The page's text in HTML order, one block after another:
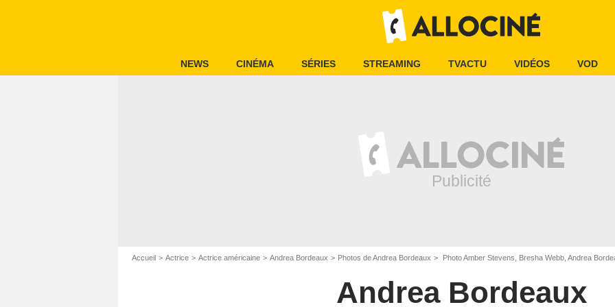
NEWS CINÉMA SÉRIES STREAMING TVACTU VIDÉOS VOD
Accueil Actrice Actrice américaine Andrea Bordeaux Photos de Andrea Bordeaux Photo Amber Stevens, Bresha Webb, Andrea
Andrea Bordeaux